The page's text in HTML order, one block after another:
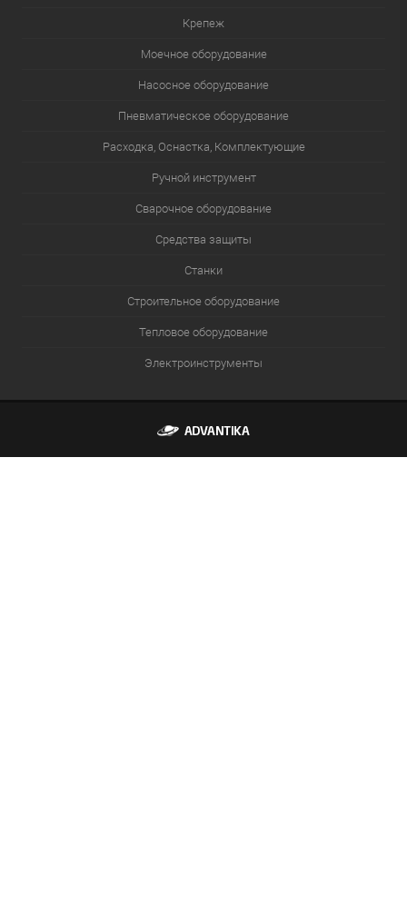
Крепеж
Моечное оборудование
Насосное оборудование
Пневматическое оборудование
Расходка, Оснастка, Комплектующие
Ручной инструмент
Сварочное оборудование
Средства защиты
Станки
Строительное оборудование
Тепловое оборудование
Электроинструменты